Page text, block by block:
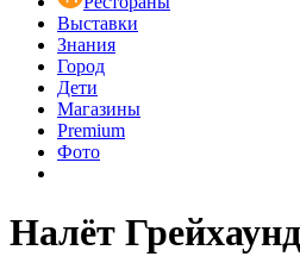
Выставки
Знания
Город
Дети
Магазины
Premium
Фото
Налёт